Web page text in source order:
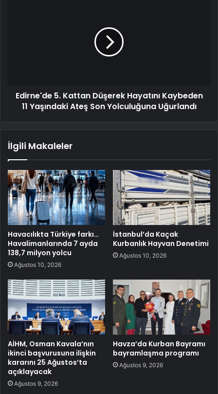
Edirne'de 5. Kattan Düşerek Hayatını Kaybeden
11 Yaşındaki Ateş Son Yolculuğuna Uğurlandı
İlgili Makaleler
Havacılıkta Türkiye farkı…
Havalimanlarında 7 ayda
138,7 milyon yolcu
Ağustos 10, 2026
İstanbul’da Kaçak
Kurbanlık Hayvan Denetimi
Ağustos 10, 2026
AİHM, Osman Kavala’nın
ikinci başvurusuna ilişkin
kararını 25 Ağustos’ta
açıklayacak
Ağustos 9, 2026
Havza’da Kurban Bayramı
bayramlaşma programı
Ağustos 9, 2026